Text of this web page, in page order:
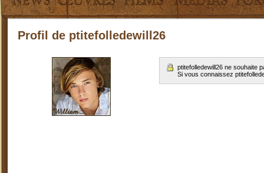
Profil de ptitefolledewill26
ptitefolledewill26 ne souhaite
Si vous connaissez